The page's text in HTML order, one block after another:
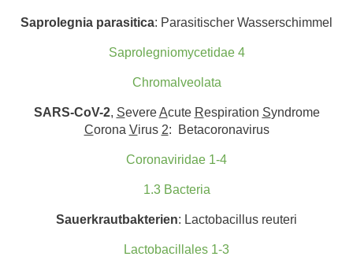
Saprolegnia parasitica: Parasitischer Wasserschimmel
Saprolegniomycetidae 4
Chromalveolata
SARS-CoV-2, SevereAcute Respiration Syndrome
Corona Virus 2: Betacoronavirus
Coronaviridae 1-4
1.3 Bacteria
Sauerkrautbakterien: Lactobacillus reuteri
Lactobacillales 1-3